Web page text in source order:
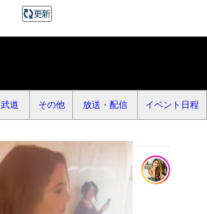
武道 その他 放送・配信 イベント日程